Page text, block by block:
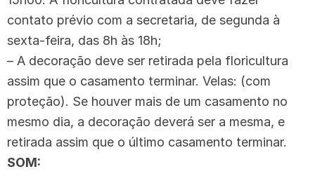
contato prévio com a secretaria, de segunda à
sexta-feira, das 8h às 18h;
– A decoração deve ser retirada pela floricultura
assim que o casamento terminar. Velas: (com
proteção). Se houver mais de um casamento no
mesmo dia, a decoração deverá ser a mesma, e
retirada assim que o último casamento terminar.
SOM: